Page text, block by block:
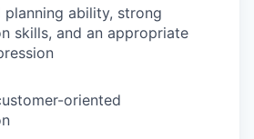
planning ability, strong
skills, and an appropriate
oriented